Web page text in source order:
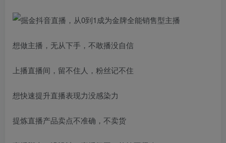
想做主播，无从下手，不敢播没自信
上播直播间，留不住人，粉丝记不住
想快速提升直播表现力没感染力
提炼直播产品卖点不准确，不卖货